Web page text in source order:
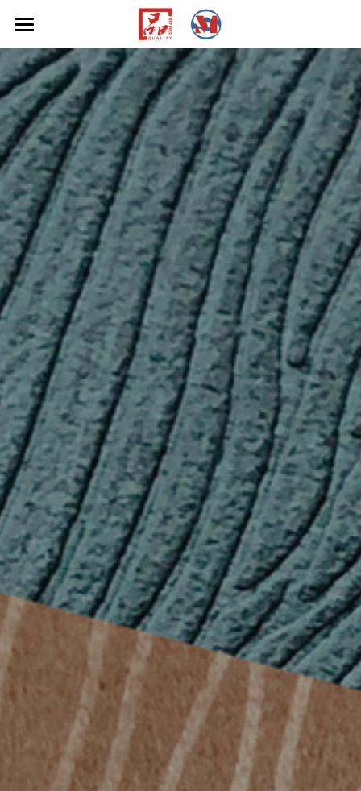
首页
关于
关于我们
研发
应用
汽车内饰
家具家居
服装鞋材箱包
产品
无纺仿麂皮
织物仿麂皮
环保PU
新闻
可持续发展
可持续发展
资质认证
年度报告
中文
中文
EN
联系我们